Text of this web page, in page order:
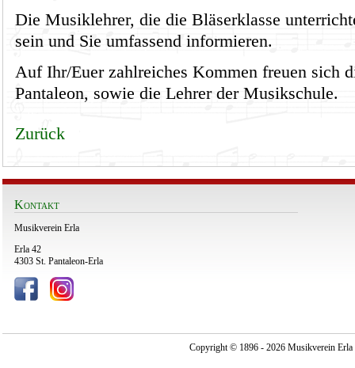
Die Musiklehrer, die die Bläserklasse
sein und Sie umfassend informieren.
Auf Ihr/Euer zahlreiches Kommen freuen sich
Pantaleon, sowie die Lehrer der Musikschule.
Zurück
Kontakt
Musikverein Erla
Erla 42
4303 St. Pantaleon-Erla
Copyright © 1896 - 2026 Musikverein Erla